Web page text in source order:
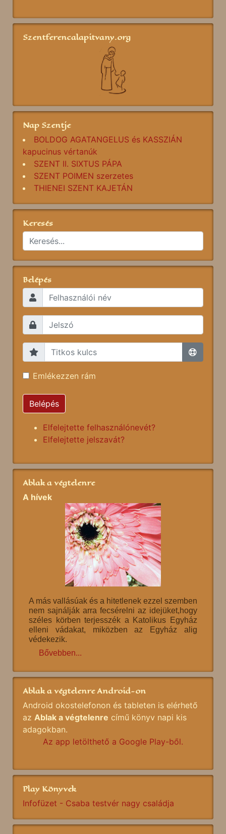
Szentferencalapitvany.org
Nap Szentje
BOLDOG AGATANGELUS és KASSZIÁN
kapucinus vértanúk
SZENT II. SIXTUS PÁPA
SZENT POIMEN szerzetes
THIENEI SZENT KAJETÁN
Keresés
Belépés
Emlékezzen rám
Belépés
Elfelejtette felhasználónevét?
Elfelejtette jelszavát?
Ablak a végtelenre
A hívek
A más vallásúak és a hitetlenek ezzel szemben
nem sajnálják arra fecsérelni az idejüket,hogy
széles körben terjesszék a Katolikus Egyház
elleni vádakat, miközben az Egyház alig
védekezik.
Bővebben...
Ablak a végtelenre Android-on
Android okostelefonon és tableten is elérhető
az Ablak a végtelenre című könyv napi kis
adagokban.
Az app letölthető a Google Play-ből.
Play Könyvek
Infofüzet - Csaba testvér nagy családja